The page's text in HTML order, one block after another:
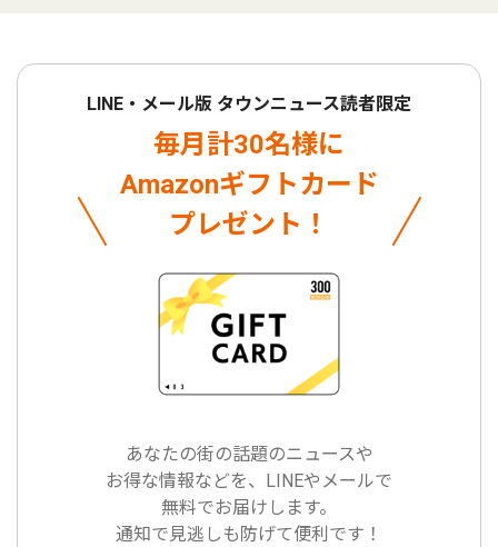
LINE・メール版 タウンニュース読者限定
毎月計30名様に
Amazonギフトカード
プレゼント！
あなたの街の話題のニュースや
お得な情報などを、LINEやメールで
無料でお届けします。
通知で見逃しも防げて便利です！